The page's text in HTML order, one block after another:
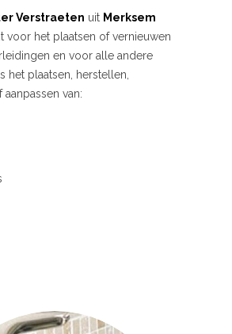
Verstraeten uit Merksem
voor het plaatsen of vernieuwen
en voor alle andere
het plaatsen, herstellen,
van: